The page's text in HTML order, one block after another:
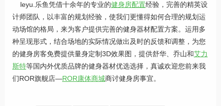
leyu.乐鱼凭借十余年的专业的健身房配置经验，完善的精英设
计师团队，以丰富的规划经验，使我们更懂得如何合理的规划运
动场馆的格局，来为客户提供完善的健身器材配置方案。运用多
种呈现形式，结合场地的实际情况做出及时的反馈和调整，为您
的健身房客免费提供量身定制3D效果图，提供舒华、乔山和艾力
斯特等国内外优质品牌的健身器材优选选择，真诚欢迎您前来我
们ROR旗舰店—ROR康体商城商讨健身房事宜。